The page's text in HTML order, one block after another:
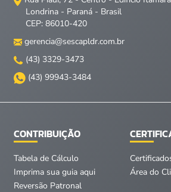
Londrina - Paraná - Brasil
CEP: 86010-420
gerencia@sescapldr.com.br
(43) 3329-3473
(43) 99943-3484
CONTRIBUIÇÃO
Tabela de Cálculo
Imprima sua guia aqui
Reversão Patronal
Área do